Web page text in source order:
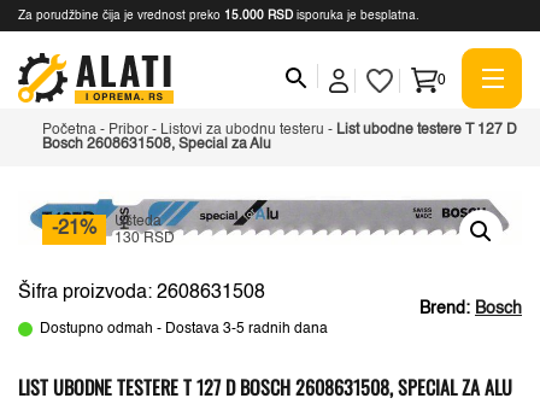
Za porudžbine čija je vrednost preko 15.000 RSD isporuka je besplatna.
0
Početna - Pribor - Listovi za ubodnu testeru - List ubodne testere T 127 D
Bosch 2608631508, Special za Alu
-21%
Ušteda
130 RSD
Brend: Bosch
Šifra proizvoda: 2608631508
Dostupno odmah - Dostava 3-5 radnih dana
LIST UBODNE TESTERE T 127 D BOSCH 2608631508, SPECIAL ZA ALU